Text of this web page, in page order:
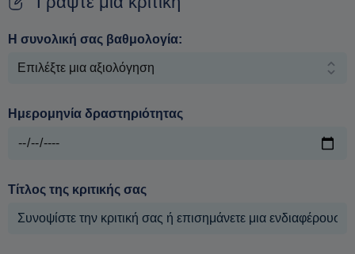
Η συνολική σας βαθμολογία:
Ημερομηνία δραστηριότητας
Τίτλος της κριτικής σας